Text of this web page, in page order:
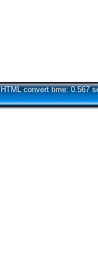
HTML convert time: 0.567